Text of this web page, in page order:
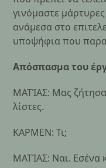
γινόμαστε
ανάμεσα στο
υποψήφια που
Απόσπασμα του
ΜΑΤΊΑΣ: Μας
λίστες.
ΚΑΡΜΕΝ: Τι;
ΜΑΤΊΑΣ: Ναι. Εσένα